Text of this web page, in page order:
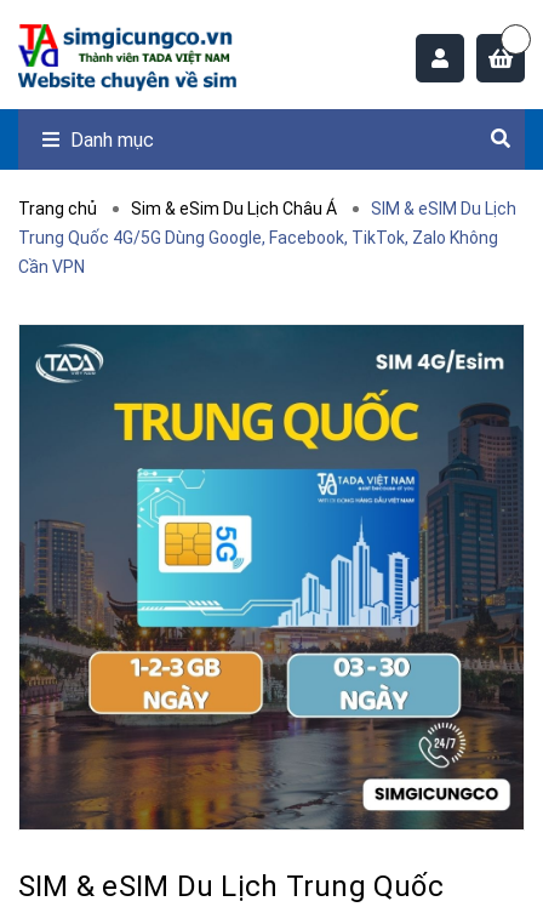
Danh mục
Trang chủ Sim & eSim Du Lịch Châu Á
SIM & eSIM Du Lịch
Trung Quốc 4G/5G Dùng Google, Facebook, TikTok, Zalo Không
Cần VPN
SIM & eSIM Du Lịch Trung Quốc